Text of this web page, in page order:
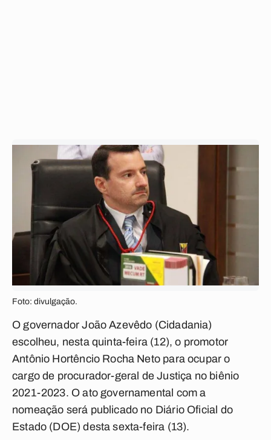
Foto: divulgação.
O governador João Azevêdo (Cidadania)
escolheu, nesta quinta-feira (12), o promotor
Antônio Hortêncio Rocha Neto para ocupar o
cargo de procurador-geral de Justiça no biênio
2021-2023. O ato governamental com a
nomeação será publicado no Diário Oficial do
Estado (DOE) desta sexta-feira (13).